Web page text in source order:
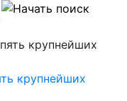
крупнейших